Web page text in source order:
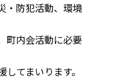
・防犯活動、環境
町内会活動に必要
てまいります。